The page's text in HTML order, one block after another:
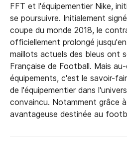
FFT et l'équipementier Nike,
se poursuivre. Initialement
coupe du monde 2018, le
officiellement prolongé
maillots actuels des bleus ont
Française de Football. Mais
équipements, c'est le savoir-
de l'équipementier dans
convaincu. Notamment grâce
avantageuse destinée au